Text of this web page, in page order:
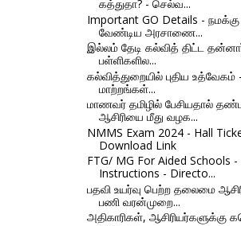
கத்துதா? - செல்வ...
Important GO Details - நமக்கு
வேண்டிய அரசாணை...
இல்லம் தேடி கல்வித் திட்ட
பள்ளிகளில...
கல்வித்துறையில் புதிய உத்வேகம் -
மாற்றங்கள்...
மாணவர் தமிழில் பேசியதால்
ஆசிரியை மீது வழக...
NMMS Exam 2024 - Hall
Download Link
FTG/ MG For Aided Schools -
Instructions - Directo...
பதவி உயர்வு பெற்ற தலைமை
பணி வரன்முறை...
அதிகாரிகள், ஆசிரியர்களுக்கு